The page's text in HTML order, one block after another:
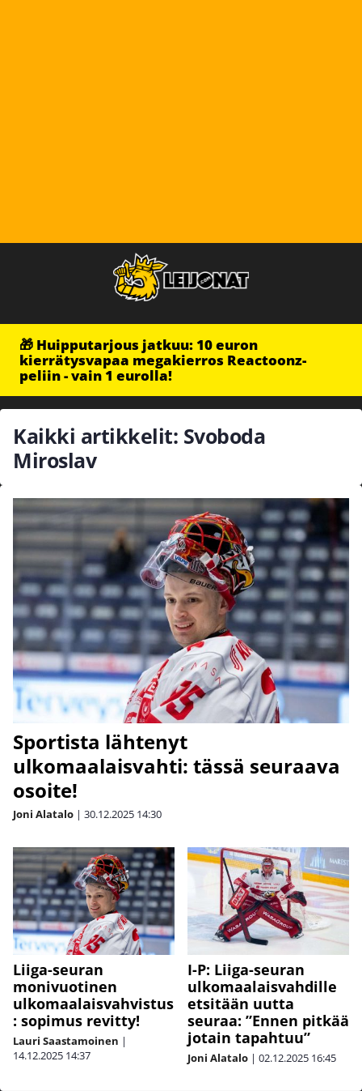
🎁 Huipputarjous jatkuu: 10 euron
kierrätysvapaa megakierros Reactoonz-
peliin - vain 1 eurolla!
Kaikki artikkelit: Svoboda
Miroslav
Sportista lähtenyt
ulkomaalaisvahti: tässä seuraava
osoite!
Joni Alatalo | 30.12.2025 14:30
Liiga-seuran
monivuotinen
ulkomaalaisvahvistus
: sopimus revitty!
Lauri Saastamoinen |
14.12.2025 14:37
I-P: Liiga-seuran
ulkomaalaisvahdille
etsitään uutta
seuraa: ”Ennen pitkää
jotain tapahtuu”
Joni Alatalo | 02.12.2025 16:45